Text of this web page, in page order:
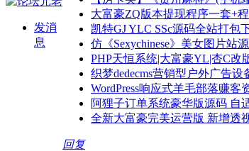
发消
息
大富豪ZQ版本提现程序一套+
凯特GJ YLC SSc源码全站打包
仿《Sexychinese》美女图片站
PHP天恒系统|大富豪YL|杏C改
织梦dedecms营销型户外广告
WordPress响应式羊毛部落赚
阿狸子订单系统豪华版源码 自
全新大富豪完美运营版 新增透
回复